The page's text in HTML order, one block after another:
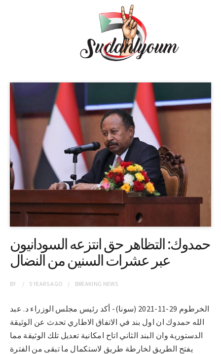
حمدوك: التظاهر حق انتزعه السودانيون
عبر عشرات السنين من النضال
BY 5 YEARSAGO BREAKING NEWS
الخرطوم 29-11-2021 (سونا)- أكد رئيس مجلس الوزراء د. عبد
الله حمدوك ان اول بند في الاتفاق الاطاري تحدث عن الوثيقة
الدستورية وان البند الثاني اتاح امكانية تعديل تلك الوثيقة مما
يفتح الطريق لخارطة طريق لاستكمال ما تبقى من الفترة